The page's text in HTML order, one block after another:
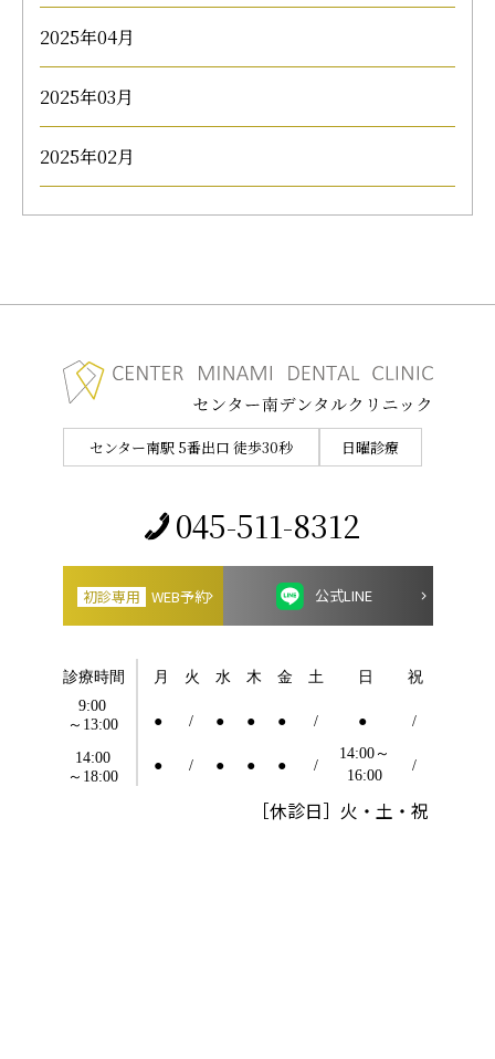
2025年04月
2025年03月
2025年02月
センター南駅 5番出口 徒歩30秒 日曜診療
045-511-8312
初診専用 WEB予約 公式LINE
［休診日］火・土・祝